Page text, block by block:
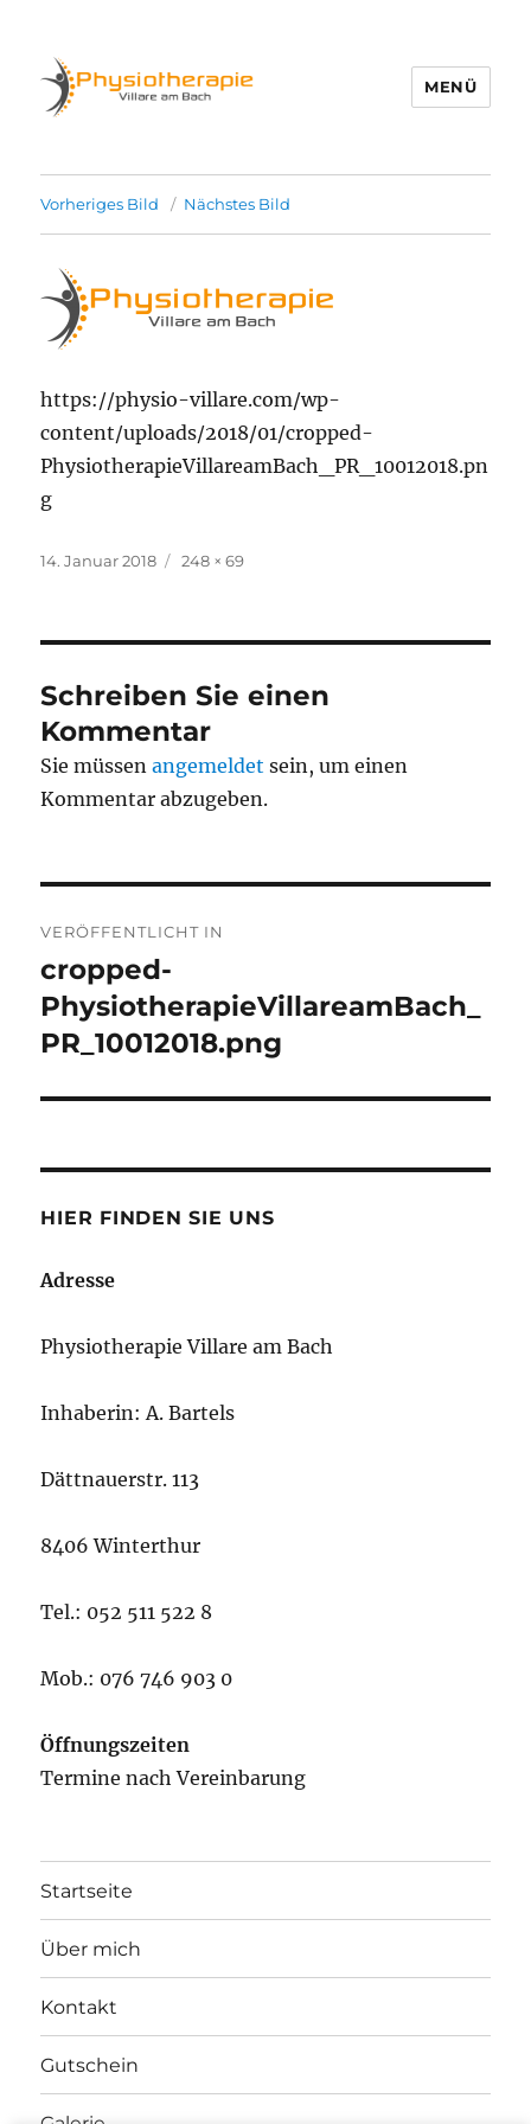
MENÜ
Vorheriges Bild Nächstes Bild
https://physio-villare.com/wp-
content/uploads/2018/01/cropped-
PhysiotherapieVillareamBach_PR_10012018.pn
g
Veröffentlicht
14. Januar 2018
Volle
248 × 69
Schreiben Sie einen
Kommentar
Sie müssenangemeldet sein, um einen
Kommentar abzugeben.
Navigation
VERÖFFENTLICHT IN
cropped-
PhysiotherapieVillareamBach_
PR_10012018.png
HIER FINDEN SIE UNS
Adresse
Physiotherapie Villare am Bach
Inhaberin: A. Bartels
Dättnauerstr. 113
8406 Winterthur
Tel.: 052 511 522 8
Mob.: 076 746 903 0
Öffnungszeiten
Termine nach Vereinbarung
Startseite
Über mich
Kontakt
Gutschein